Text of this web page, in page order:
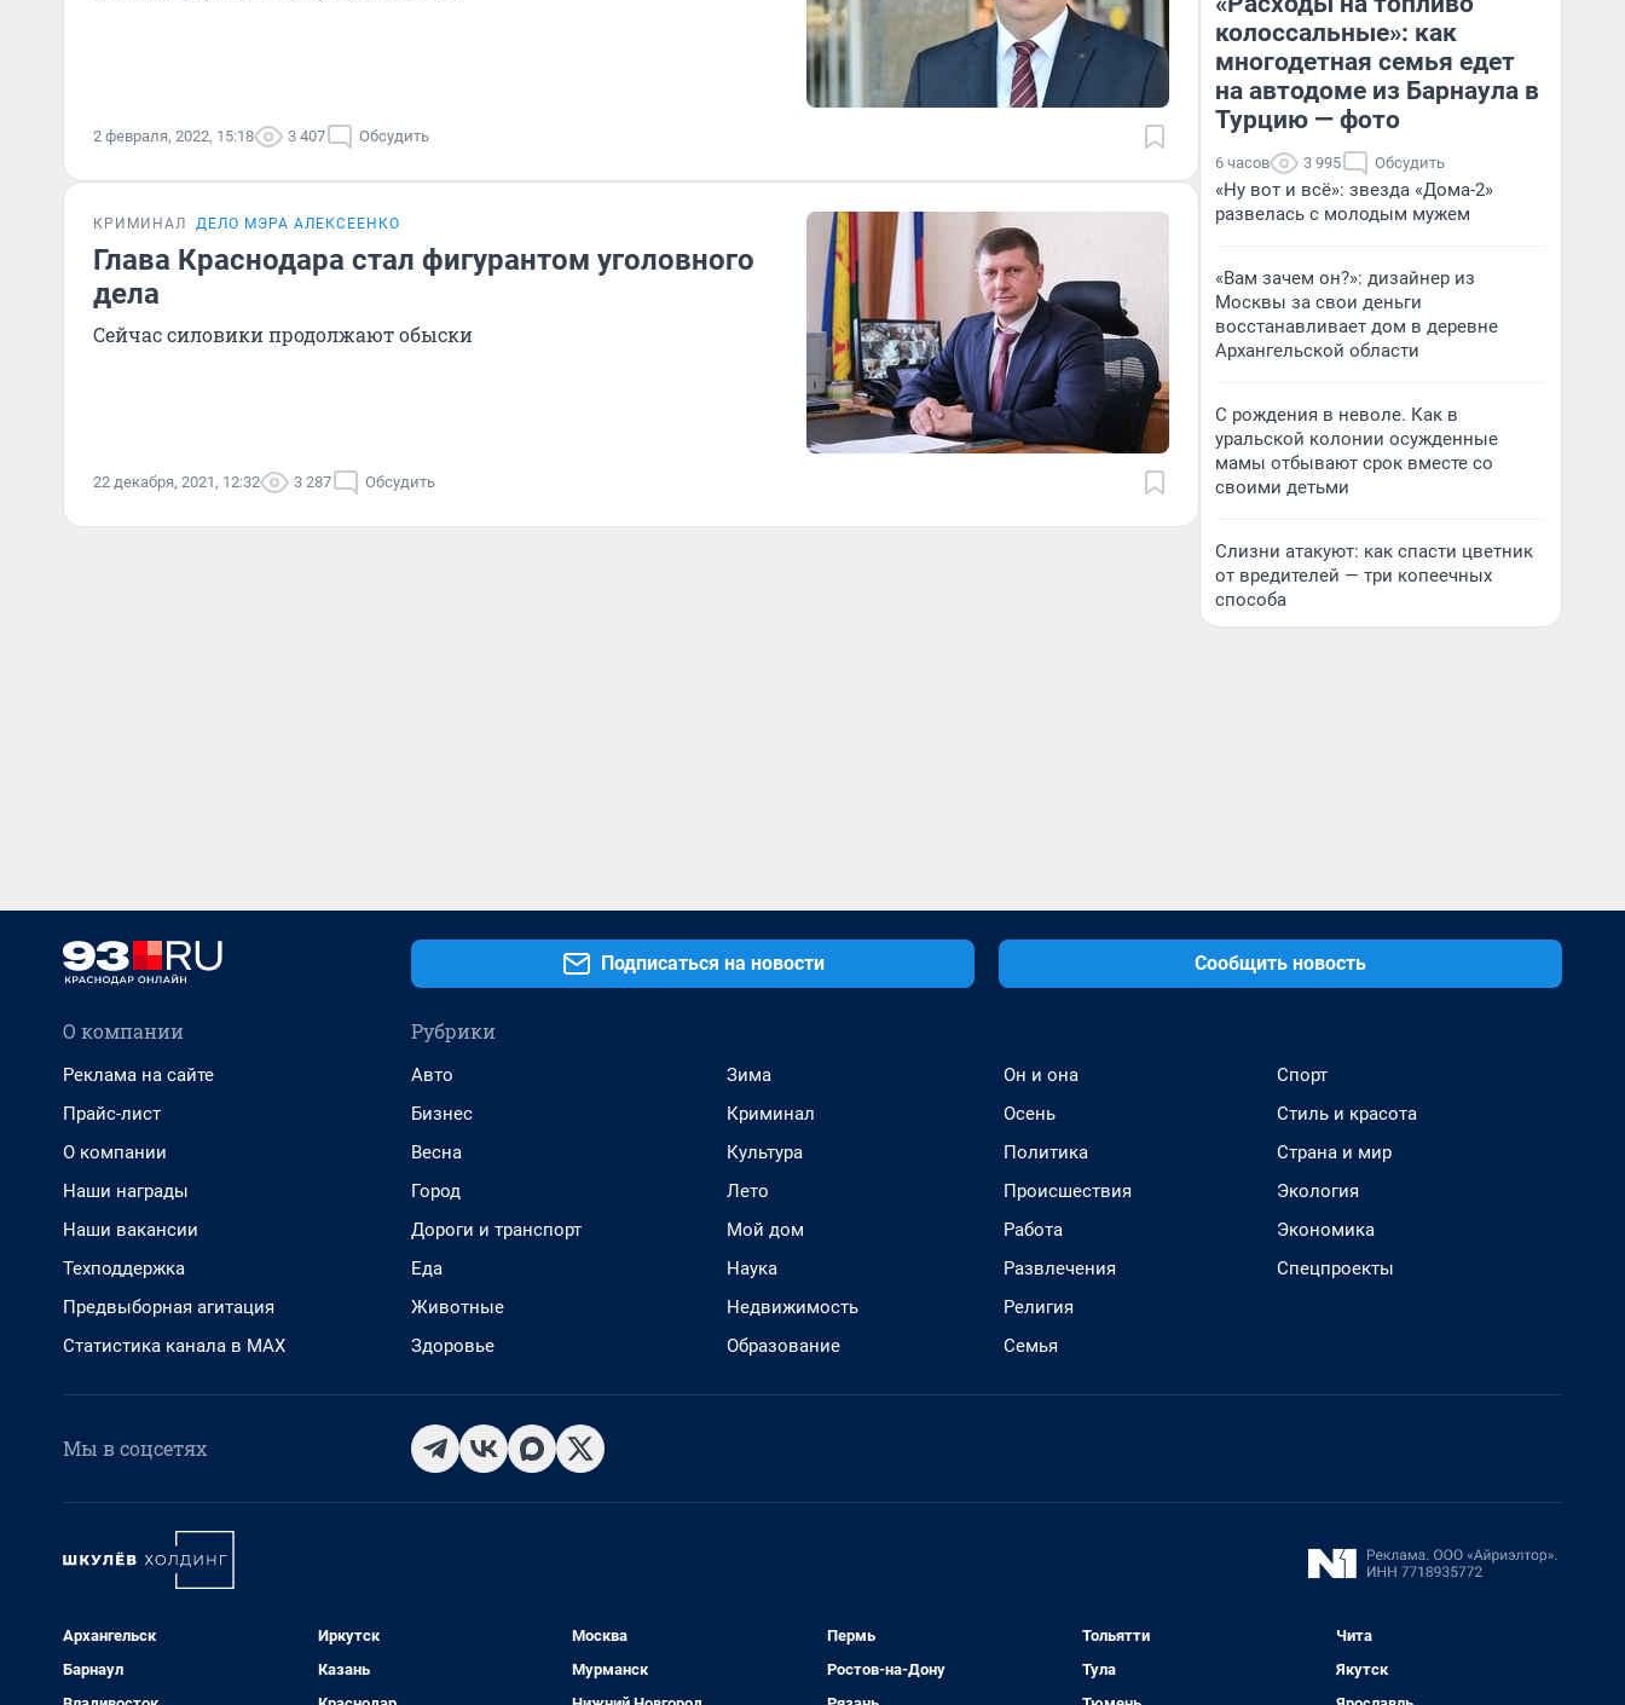
2 февраля, 2022, 15:18 3 407 Обсудить
КРИМИНАЛ ДЕЛО МЭРА АЛЕКСЕЕНКО
Глава Краснодара стал фигурантом уголовного
дела
Сейчас силовики продолжают обыски
22 декабря, 2021, 12:32 3 287 Обсудить
колоссальные»: как
многодетная семья едет
на автодоме из Барнаула в
Турцию — фото
6 часов 3 995 Обсудить
«Ну вот и всё»: звезда «Дома-2»
развелась с молодым мужем
«Вам зачем он?»: дизайнер из
Москвы за свои деньги
восстанавливает дом в деревне
Архангельской области
С рождения в неволе. Как в
уральской колонии осужденные
мамы отбывают срок вместе со
своими детьми
Слизни атакуют: как спасти цветник
от вредителей — три копеечных
способа
Подписаться на новости Сообщить новость
О компании
Реклама на сайте
Прайс-лист
О компании
Наши награды
Наши вакансии
Техподдержка
Предвыборная агитация
Статистика канала в MAX
Рубрики
Авто
Бизнес
Весна
Город
Дороги и транспорт
Еда
Животные
Здоровье
Зима
Криминал
Культура
Лето
Мой дом
Наука
Недвижимость
Образование
Он и она
Осень
Политика
Происшествия
Работа
Развлечения
Религия
Семья
Спорт
Стиль и красота
Страна и мир
Экология
Экономика
Спецпроекты
Мы в соцсетях
Архангельск
Барнаул
Иркутск
Казань
Москва
Мурманск
Пермь
Ростов-на-Дону
Тольятти
Тула
Чита
Якутск